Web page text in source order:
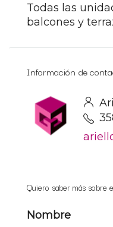
Todas las
balcones y
Información de
Quiero saber más sobre
Nombre